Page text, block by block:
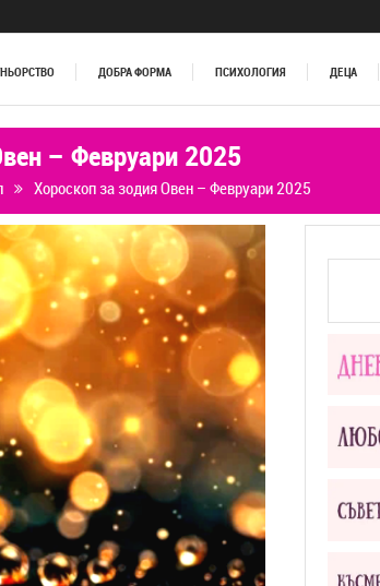
ДОБРА ФОРМА ПСИХОЛОГИЯ ДЕЦА
– Февруари 2025
Хороскоп за зодия Овен – Февруари 2025